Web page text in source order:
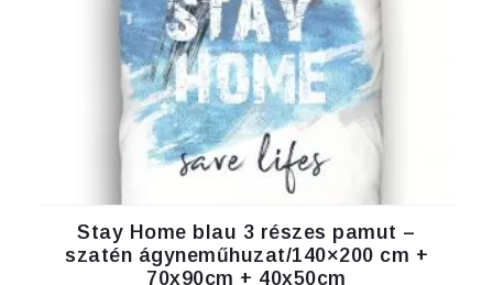
Stay Home blau 3 részes pamut –
szatén ágyneműhuzat/140×200 cm +
70x90cm + 40x50cm